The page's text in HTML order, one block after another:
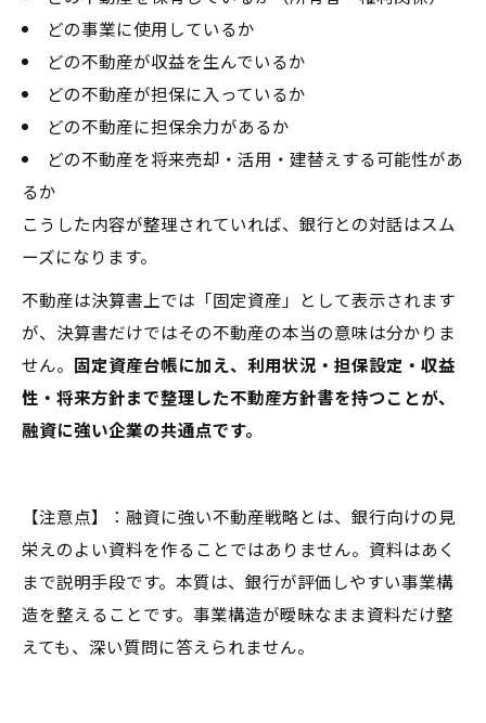
どの事業に使用しているか
どの不動産が収益を生んでいるか
どの不動産が担保に入っているか
どの不動産に担保余力があるか
どの不動産を将来売却・活用・建替えする可能性があ
るか
こうした内容が整理されていれば、銀行との対話はスム
ーズになります。
不動産は決算書上では「固定資産」として表示されます
が、決算書だけではその不動産の本当の意味は分かりま
せん。 固定資産台帳に加え、利用状況・担保設定・収益
性・将来方針まで整理した不動産方針書を持つことが、
融資に強い企業の共通点です。
【注意点】：融資に強い不動産戦略とは、銀行向けの見
栄えのよい資料を作ることではありません。資料はあく
まで説明手段です。本質は、銀行が評価しやすい事業構
造を整えることです。事業構造が曖昧なまま資料だけ整
えても、深い質問に答えられません。